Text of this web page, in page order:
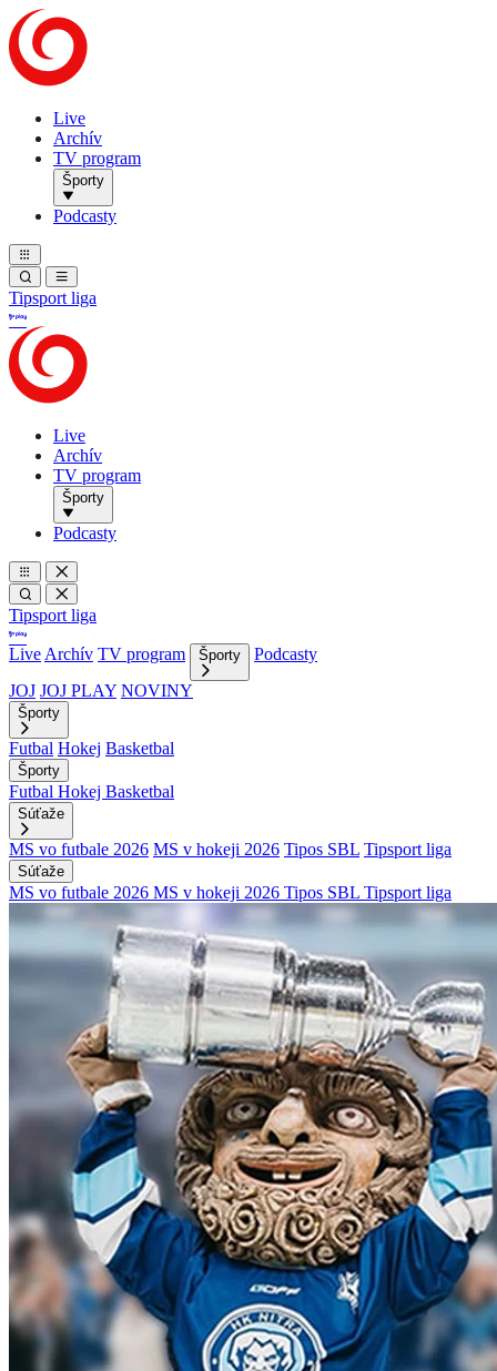
Live
Archív
TV program
Športy
Podcasty
Tipsport liga
Live
Archív
TV program
Športy
Podcasty
Tipsport liga
Live Archív TV program Športy
Podcasty
JOJ JOJ PLAY NOVINY
Športy
Futbal Hokej Basketbal
Športy
Futbal Hokej Basketbal
Súťaže
MS vo futbale 2026 MS v hokeji 2026 Tipos SBL Tipsport liga
Súťaže
MS vo futbale 2026 MS v hokeji 2026 Tipos SBL Tipsport liga